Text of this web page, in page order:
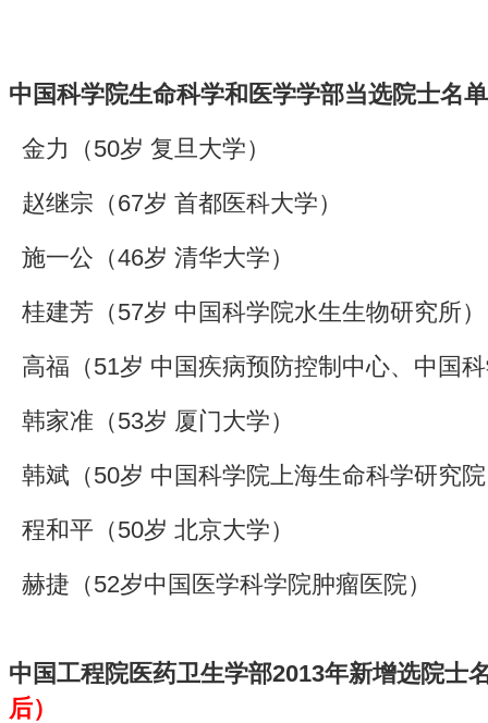
中国科学院生命科学和医学学部当选院士名单
金力
（50岁 复旦大学）
赵继宗 （67岁 首都医科大学）
施一公 （46岁 清华大学）
桂建芳 （57岁 中国科学院水生生物研究所）
高福 （51岁 中国疾病预防控制中心、中国
韩家准 （53岁 厦门大学）
韩斌 （50岁 中国科学院上海生命科学研究
程和平 （50岁 北京大学）
赫捷 （52岁中国医学科学院肿瘤医院）
中国工程院医药卫生学部2013年新增选院士
后）